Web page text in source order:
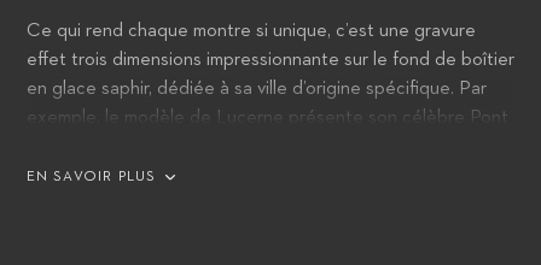
Ce qui rend chaque montre si unique, c’est une gravure
effet trois dimensions impressionnante sur le fond de boîtier
en glace saphir, dédiée à sa ville d’origine spécifique. Par
exemple, le modèle de Lucerne présente son célèbre Pont
d’horizon de la ville et le mont Fuji en arrière-plan.
EN SAVOIR PLUS